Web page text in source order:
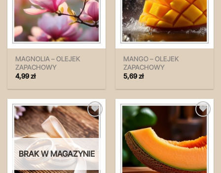
MAGNOLIA – OLEJEK
ZAPACHOWY
4,99zł
MANGO – OLEJEK
ZAPACHOWY
5,69zł
Zapisz
na
później!
BRAK W MAGAZYNIE
Zapisz
później!